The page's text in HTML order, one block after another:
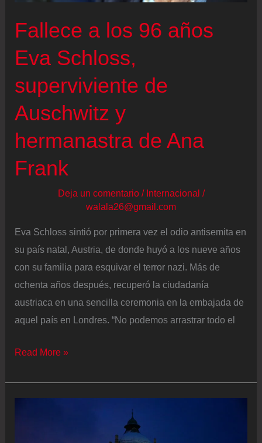
Fallece a los 96 años
Eva Schloss,
superviviente de
Auschwitz y
hermanastra de Ana
Frank
Deja un comentario / Internacional /
walala26@gmail.com
Eva Schloss sintió por primera vez el odio antisemita en
su país natal, Austria, de donde huyó a los nueve años
con su familia para esquivar el terror nazi. Más de
ochenta años después, recuperó la ciudadanía
austriaca en una sencilla ceremonia en la embajada de
aquel país en Londres. “No podemos arrastrar todo el
Fallece
los
Read More »